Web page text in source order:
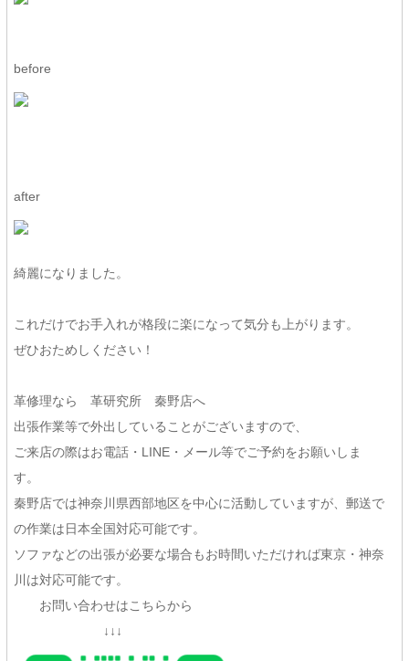
before
after
綺麗になりました。
これだけでお手入れが格段に楽になって気分も上がります。
ぜひおためしください！
革修理なら 革研究所 秦野店へ
出張作業等で外出していることがございますので、
ご来店の際はお電話・LINE・メール等でご予約をお願いしま
す。
秦野店では神奈川県西部地区を中心に活動していますが、郵送で
の作業は日本全国対応可能です。
ソファなどの出張が必要な場合もお時間いただければ東京・神奈
川は対応可能です。
お問い合わせはこちらから
↓↓↓